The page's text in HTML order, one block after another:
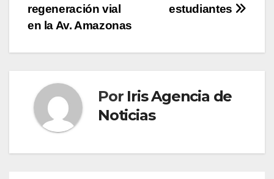
estudiantes
regeneración vial
en la Av. Amazonas
Por Iris Agencia de
Noticias